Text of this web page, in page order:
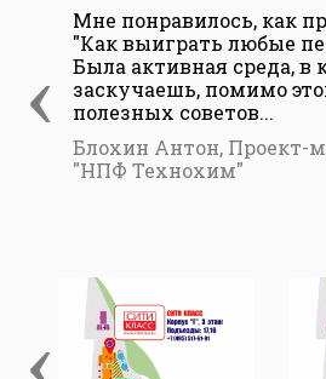
‹
Мне понравилось, как
"Как выиграть любые
Была активная среда, в
заскучаешь, помимо
полезных советов...
Блохин Антон, Проект-
"НПФ Технохим"